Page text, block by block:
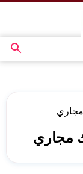
بحث
مجاري